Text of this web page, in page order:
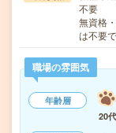
不要
無資格
は不要
職場の雰囲気
年齢層
20代